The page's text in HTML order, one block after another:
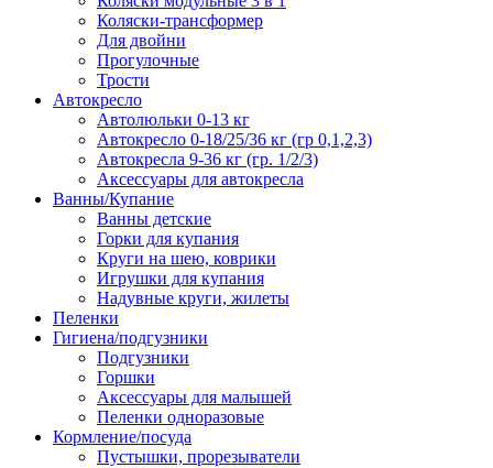
Коляски-трансформер
Для двойни
Прогулочные
Трости
Автокресло
Автолюльки 0-13 кг
Автокресло 0-18/25/36 кг (гр 0,1,2,3)
Автокресла 9-36 кг (гр. 1/2/3)
Аксессуары для автокресла
Ванны/Купание
Ванны детские
Горки для купания
Круги на шею, коврики
Игрушки для купания
Надувные круги, жилеты
Пеленки
Гигиена/подгузники
Подгузники
Горшки
Аксессуары для малышей
Пеленки одноразовые
Кормление/посуда
Пустышки, прорезыватели